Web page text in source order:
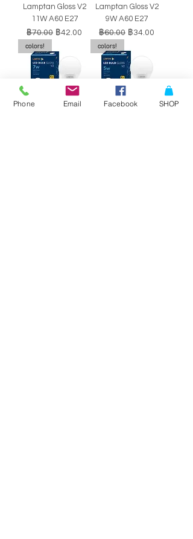
Lamptan Gloss V2
11W A60 E27
ราคาปกติ
฿70.00 ราคาขายลด
฿42.00
Lamptan Gloss V2
9W A60 E27
ราคาปกติ
฿60.00 ราคาขายลด
฿34.00
colors!
colors!
Phone Email Facebook SHOP